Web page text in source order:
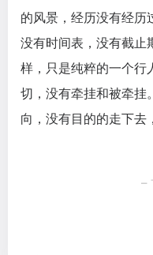
的风景，经历没有经历
没有时间表，没有截止
样，只是纯粹的一个行
切，没有牵挂和被牵挂
向，没有目的的走下去，